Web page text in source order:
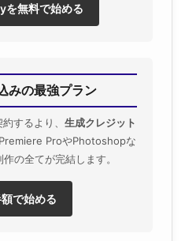
無料で始める
みの最強プラン
するより、 生成クレジット
ProやPhotoshopな
の全てが完結します。
で始める